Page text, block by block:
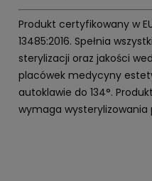
Produkt certyfikowany w
13485:2016. Spełnia
sterylizacji oraz jakości
placówek medycyny
autoklawie do 134°.
wymaga wysterylizowania